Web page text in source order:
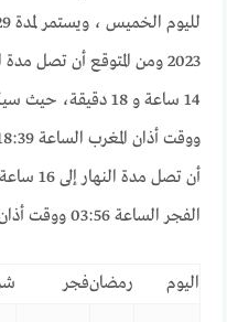
2023 ومن المتوقع أن تصل
الفجر الساعة 03:56 ووقت أذان المغرب الساعة 20:28.
اليوم رمضانفجر